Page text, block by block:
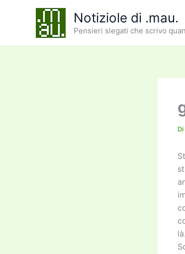
Notiziole di .mau.
Pensieri slegati che scrivo
Di
là.